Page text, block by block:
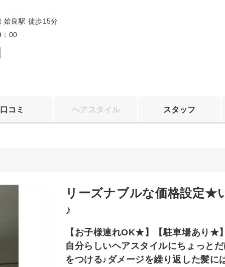
姶良駅 徒歩15分
00
口コミ ヘアスタイル スタッフ
リーズナブルな価格設定★
♪
【お子様連れOK★】【駐車場あり★
自分らしいヘアスタイルにちょっと
をつける♪ダメージを繰り返した髪に